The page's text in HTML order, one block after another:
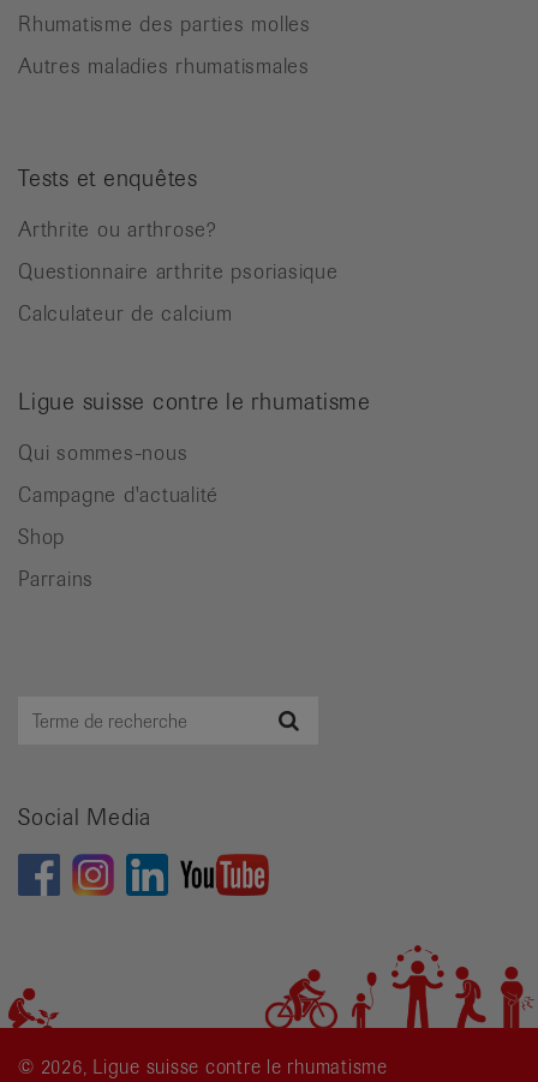
Rhumatisme des parties molles
Autres maladies rhumatismales
Tests et enquêtes
Arthrite ou arthrose?
Questionnaire arthrite psoriasique
Calculateur de calcium
Ligue suisse contre le rhumatisme
Qui sommes-nous
Campagne d'actualité
Shop
Parrains
Terme
Social Media
© 2026, Ligue suisse contre le rhumatisme